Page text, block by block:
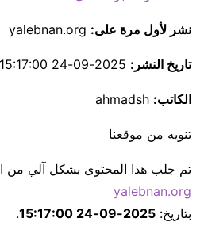
نشر لأول مرة على: yalebnan.org
تاريخ النشر: 2025-09-24 15:17:00
الكاتب: ahmadsh
تنويه من موقعنا
تم جلب هذا المحتوى بشكل آلي من
yalebnan.org
بتاريخ: 2025-09-24 15:17:00
.